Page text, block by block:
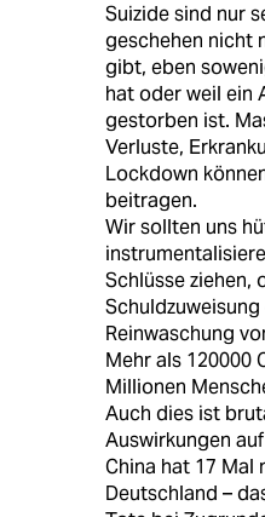
Suizide sind nur
geschehen nicht
gibt, eben
hat oder weil ein
gestorben ist.
Verluste,
Lockdown
beitragen.
Wir sollten uns
Schlüsse ziehen,
Reinwaschung
Mehr als 120000
Millionen
Auch dies ist
Auswirkungen
China hat 17 Mal
Deutschland –